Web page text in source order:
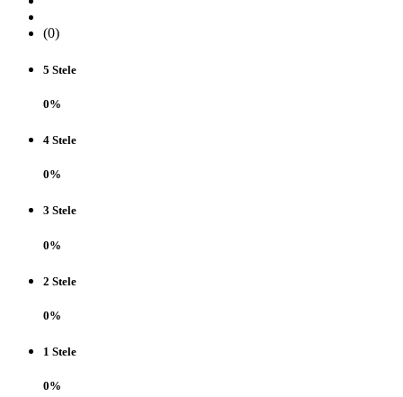
(0)
5 Stele
0%
4 Stele
0%
3 Stele
0%
2 Stele
0%
1 Stele
0%